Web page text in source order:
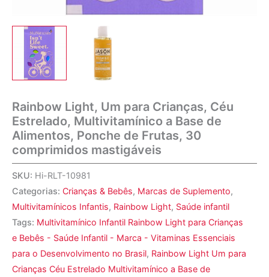
Rainbow Light, Um para Crianças, Céu
Estrelado, Multivitamínico a Base de
Alimentos, Ponche de Frutas, 30
comprimidos mastigáveis
SKU: Hi-RLT-10981
Categorias: Crianças & Bebês, Marcas de Suplemento,
Multivitamínicos Infantis, Rainbow Light, Saúde infantil
Tags: Multivitamínico Infantil Rainbow Light para Crianças
e Bebês - Saúde Infantil - Marca - Vitaminas Essenciais
para o Desenvolvimento no Brasil, Rainbow Light Um para
Crianças Céu Estrelado Multivitamínico a Base de